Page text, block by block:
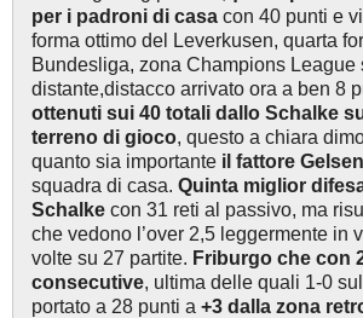
per i padroni di casa con 40 punti e
forma ottimo del Leverkusen, quarta
Bundesliga, zona Champions League
distante,distacco arrivato ora a ben 8
ottenuti sui 40 totali dallo Schalke
terreno di gioco, questo a chiara
quanto sia importante il fattore
squadra di casa. Quinta miglior
Schalke con 31 reti al passivo, ma
che vedono l’over 2,5 leggermente in
volte su 27 partite. Friburgo che con
consecutive, ultima delle quali 1-0
portato a 28 punti a +3 dalla zona